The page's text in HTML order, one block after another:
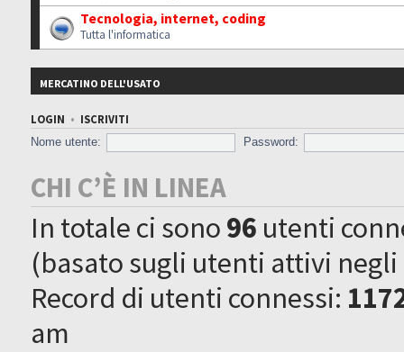
Tecnologia, internet, coding
Tutta l'informatica
MERCATINO DELL'USATO
LOGIN • ISCRIVITI
Nome utente:
Password:
CHI C’È IN LINEA
In totale ci sono96 utenti
(basato sugli utenti attivi
Record di utenti connessi:
am